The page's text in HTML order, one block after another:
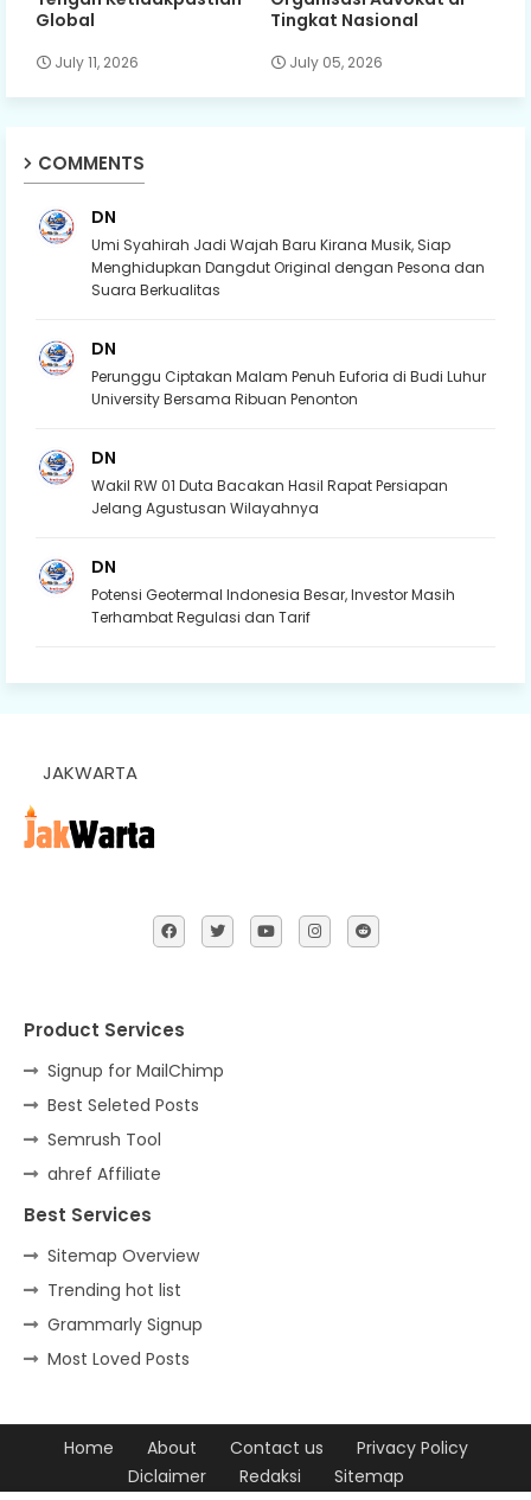
Global
July 11, 2026
Tingkat Nasional
July 05, 2026
COMMENTS
DN
Umi Syahirah Jadi Wajah Baru Kirana Musik, Siap
Menghidupkan Dangdut Original dengan Pesona dan
Suara Berkualitas
DN
Perunggu Ciptakan Malam Penuh Euforia di Budi Luhur
University Bersama Ribuan Penonton
DN
Wakil RW 01 Duta Bacakan Hasil Rapat Persiapan
Jelang Agustusan Wilayahnya
DN
Potensi Geotermal Indonesia Besar, Investor Masih
Terhambat Regulasi dan Tarif
JAKWARTA
Product Services
Signup for MailChimp
Best Seleted Posts
Semrush Tool
ahref Affiliate
Best Services
Sitemap Overview
Trending hot list
Grammarly Signup
Most Loved Posts
Home About Contact us
Privacy Policy
Diclaimer
Redaksi Sitemap